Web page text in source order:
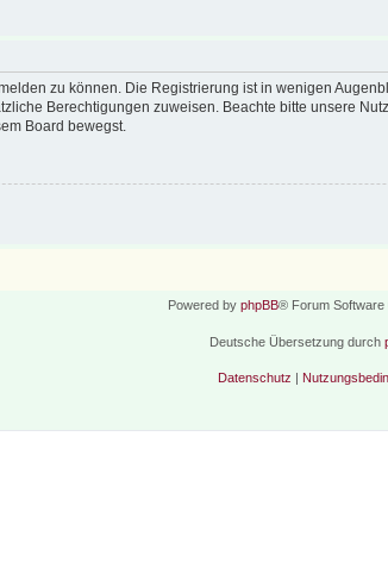
zu können. Die Registrierung ist in wenigen
Berechtigungen zuweisen. Beachte bitte unsere
Board bewegst.
Powered by phpBB® Forum Software
Deutsche Übersetzung durch
Datenschutz